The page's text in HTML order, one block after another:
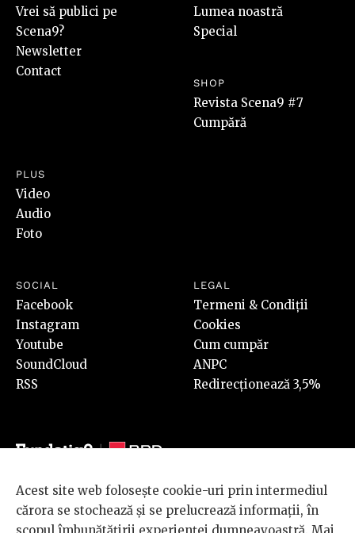
Vrei să publici pe
Scena9?
Newsletter
Contact
Lumea noastră
Special
SHOP
Revista Scena9 #7
Cumpără
PLUS
Video
Audio
Foto
SOCIAL
Facebook
Instagram
Youtube
SoundCloud
RSS
LEGAL
Termeni & Condiții
Cookies
Cum cumpăr
ANPC
Redirecționează 3,5%
© 2026 BRD Groupe Société Générale, toate drepturile rezervate.
Scena 9 este un proiect sustinut de
BRD GROUPE SOCIÉTÉ
Acest site web folosește cookie-uri prin intermediul
cărora se stochează și se prelucrează informații, în